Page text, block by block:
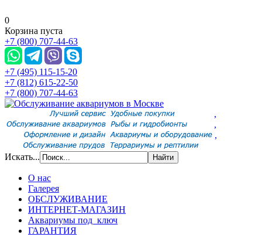
0
Корзина пуста
+7 (800) 707-44-63
+7 (495) 115-15-20
+7 (812) 615-22-50
+7 (800) 707-44-63
,
,
,
Искать...
О нас
Галерея
ОБСЛУЖИВАНИЕ
ИНТЕРНЕТ-МАГАЗИН
Аквариумы под ключ
ГАРАНТИЯ